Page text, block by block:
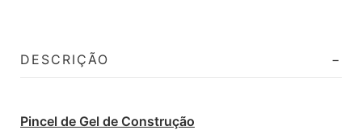
DESCRIÇÃO
Pincel de Gel de Construção